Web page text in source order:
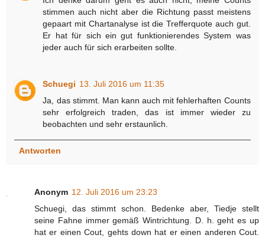
stimmen auch nicht aber die Richtung passt meistens
gepaart mit Chartanalyse ist die Trefferquote auch gut.
Er hat für sich ein gut funktionierendes System was
jeder auch für sich erarbeiten sollte.
Schuegi 13. Juli 2016 um 11:35
Ja, das stimmt. Man kann auch mit fehlerhaften Counts
sehr erfolgreich traden, das ist immer wieder zu
beobachten und sehr erstaunlich.
Antworten
Anonym 12. Juli 2016 um 23:23
Schuegi, das stimmt schon. Bedenke aber, Tiedje stellt
seine Fahne immer gemäß Wintrichtung. D. h. geht es up
hat er einen Cout, gehts down hat er einen anderen Cout.